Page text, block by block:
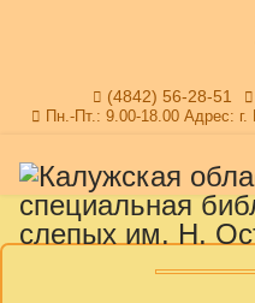
(4842) 56-28-51
Пн.-Пт.: 9.00-18.00 Адрес: